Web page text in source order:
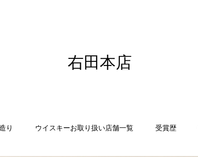
右田本店
り ウイスキーお取り扱い店舗一覧 受賞歴